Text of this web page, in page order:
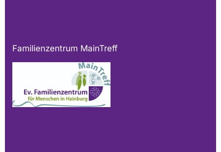
Familienzentrum MainTreff